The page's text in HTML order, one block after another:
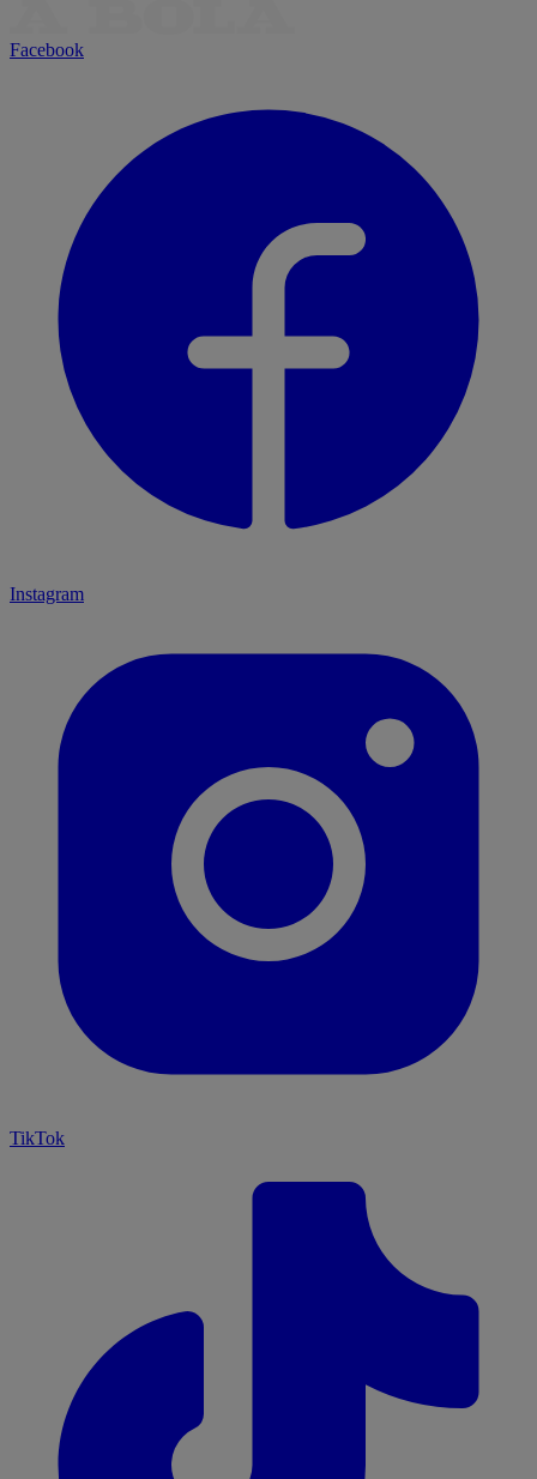
Facebook
Instagram
TikTok